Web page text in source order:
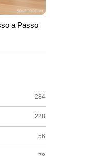
a Passo
284
228
56